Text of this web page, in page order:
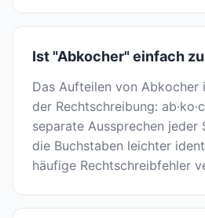
Ist "Abkocher" einfach
Das Aufteilen von Abkocher
der Rechtschreibung:
separate Aussprechen jeder
die Buchstaben leichter
häufige Rechtschreibfehler